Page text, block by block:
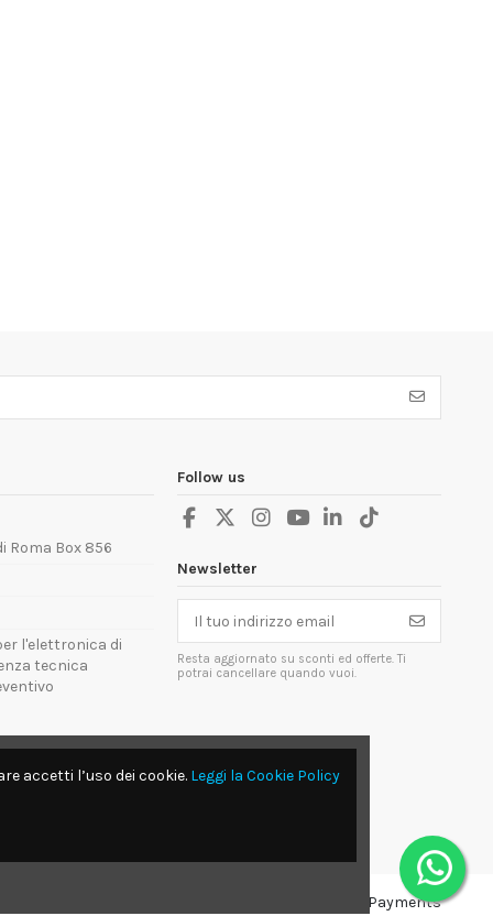
Roma Box 856
l'elettronica di
tecnica
Follow us
Newsletter
Resta aggiornato su sconti ed offerte. Ti
potrai cancellare quando vuoi.
accetti l’uso dei cookie. Leggi la Cookie Policy